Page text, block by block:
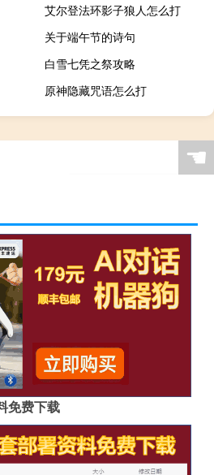
艾尔登法环影子狼人怎么打
关于端午节的诗句
白雪七凭之祭攻略
原神隐藏咒语怎么打
☚
免费下载